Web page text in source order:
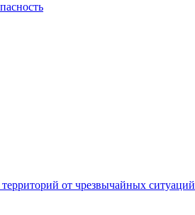
от чрезвычайных ситуаций